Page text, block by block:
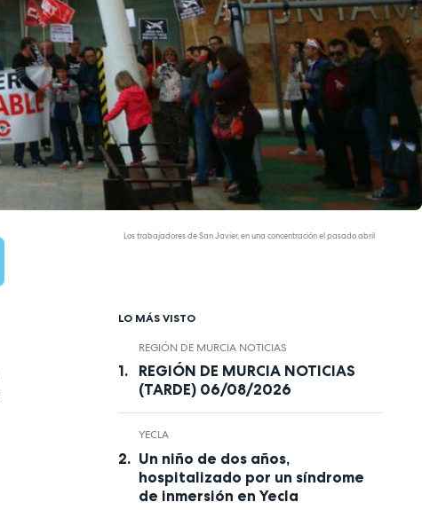
Los trabajadores de San Javier, en una concentración el pasado abril
LO MÁS VISTO
REGIÓN DE MURCIA NOTICIAS
REGIÓN DE MURCIA NOTICIAS
(TARDE) 06/08/2026
YECLA
Un niño de dos años,
hospitalizado por un síndrome
de inmersión en Yecla